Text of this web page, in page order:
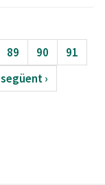
89 90
91
següent ›